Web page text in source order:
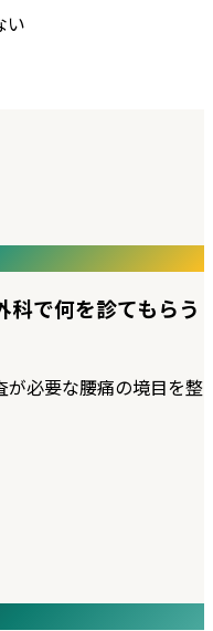
い
で何を診てもらう
が必要な腰痛の境目を整